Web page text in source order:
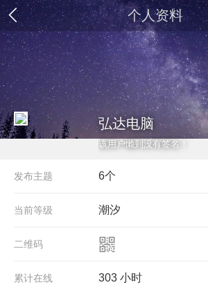
个人资料
弘达电脑
该用户懒到没有签名！
6个
发布主题
潮汐
当前等级
二维码
303 小时
累计在线